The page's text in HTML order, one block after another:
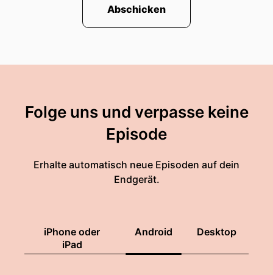
Abschicken
Folge uns und verpasse keine
Episode
Erhalte automatisch neue Episoden auf dein
Endgerät.
iPhone oder
iPad
Android Desktop